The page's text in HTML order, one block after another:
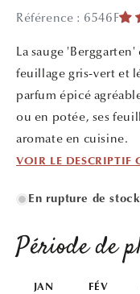
fenêtre
modale
Référence : 6546F
La sauge
feuillage gris-vert et
parfum épicé
ou en potée, ses
aromate en cuisine.
VOIR LE DESCRIPTIF
En rupture de stock
Période de
JAN FÉV